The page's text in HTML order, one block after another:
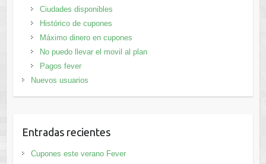
Ciudades disponibles
Histórico de cupones
Máximo dinero en cupones
No puedo llevar el movil al plan
Pagos fever
Nuevos usuarios
Entradas recientes
Cupones este verano Fever